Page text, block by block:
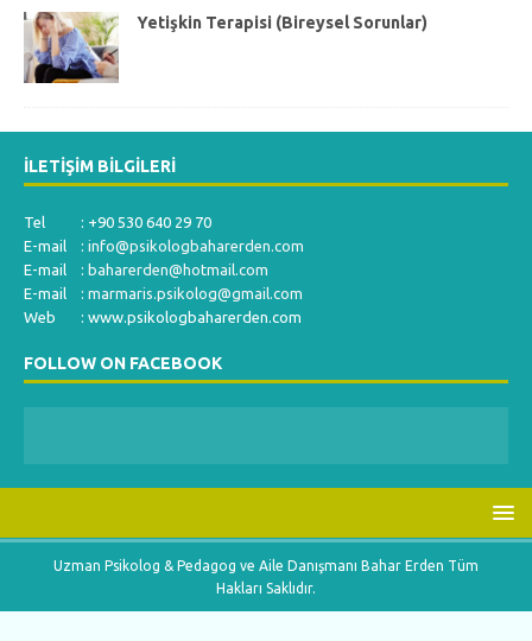
Yetişkin Terapisi (Bireysel Sorunlar)
İLETIŞIM BILGILERI
Tel : +90 530 640 29 70
E-mail : info@psikologbaharerden.com
E-mail : baharerden@hotmail.com
E-mail : marmaris.psikolog@gmail.com
Web : www.psikologbaharerden.com
FOLLOW ON FACEBOOK
Uzman Psikolog & Pedagog ve Aile Danışmanı Bahar Erden Tüm
Hakları Saklıdır.